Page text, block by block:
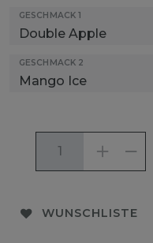
GESCHMACK 1
GESCHMACK 2
WUNSCHLISTE